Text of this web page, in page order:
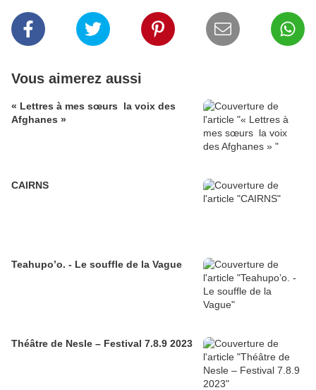
Vous aimerez aussi
« Lettres à mes sœurs la voix des
Afghanes »
CAIRNS
Teahupo’o. - Le souffle de la Vague
Théâtre de Nesle – Festival 7.8.9 2023